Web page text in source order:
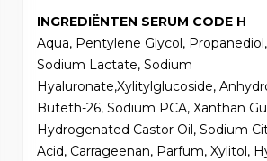
INGREDIËNTEN SERUM CODE H
Aqua, Pentylene Glycol,
Sodium Lactate, Sodium
Hyaluronate,Xylitylglucoside,
Buteth-26, Sodium PCA, Xanthan
Hydrogenated Castor Oil, Sodium
Acid, Carrageenan, Parfum, Xylitol,